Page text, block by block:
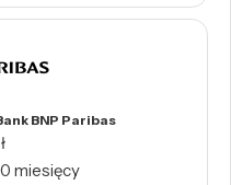
BNP Paribas
miesięcy